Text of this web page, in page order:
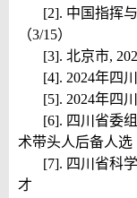
[2]. 中国指挥
（3/15）
[3]. 北京市,
[4]. 2024年四
[5]. 2024年四
[6]. 四川省委
术带头人后备人选
[7]. 四川省科
才